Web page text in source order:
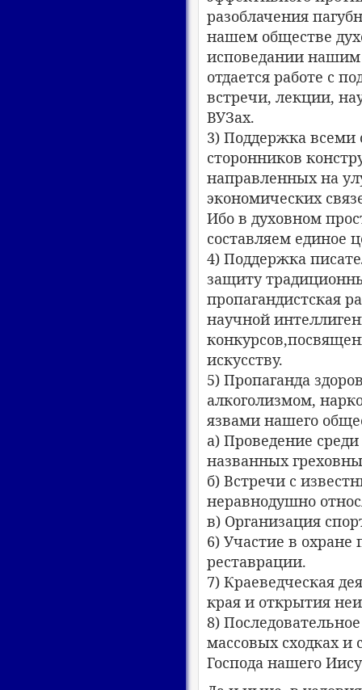
разоблачения
нашем обществе
исповедании нашим
отдается работе с
встречи, лекции,
ВУЗах.
3) Поддержка всеми
сторонников
направленных на
экономических
Ибо в духовном
составляем единое
4) Поддержка
защиту
пропагандистская
научной
искусству.
5) Пропаганда
алкоголизмом,
язвами нашего
а) Проведение
названных
б) Встречи с
неравнодушно
в) Организация
6) Участие в
реставрации.
7) Краеведческая
края и открытия
8)
массовых сходках и
Господа нашего